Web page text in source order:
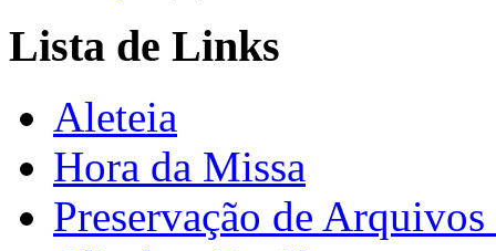
Lista de Links
Aleteia
Hora da Missa
Preservação de